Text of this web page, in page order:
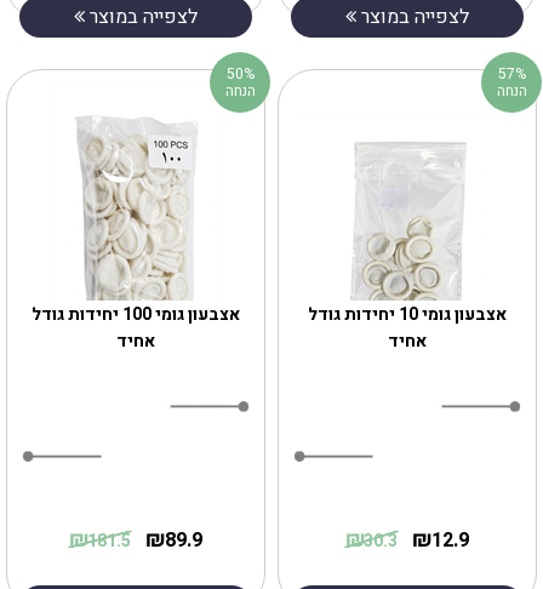
לצפייה במוצר לצפייה במוצר
אצבעון גומי 100 יחידות גודל
אחיד
89.9
₪
181.5
₪
50%
הנחה
אצבעון גומי 10 יחידות גודל
אחיד
12.9
₪
30.3
₪
57%
הנחה